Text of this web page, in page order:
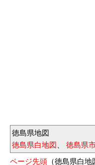
徳島県地図
徳島県白地図
徳島県
ページ先頭 （徳島県白地